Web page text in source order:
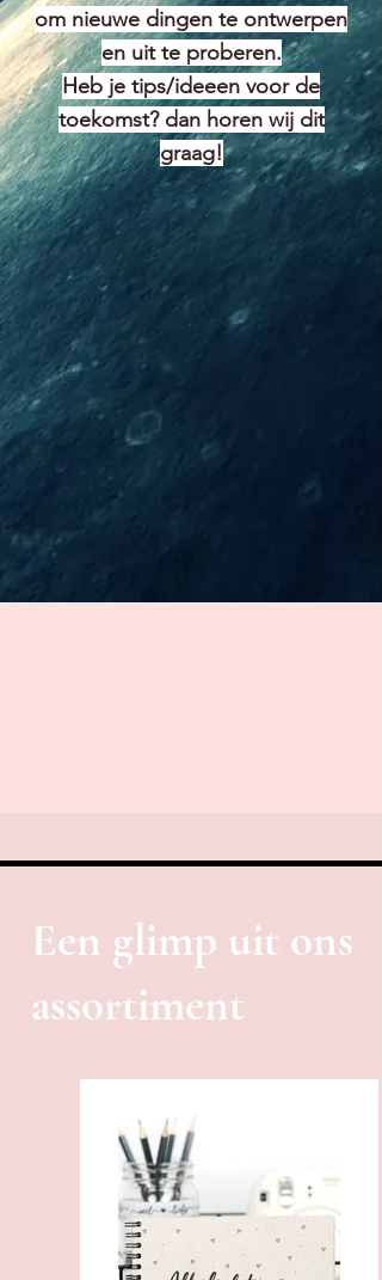
om nieuwe dingen te ontwerpen
en uit te proberen.
Heb je tips/ideeen voor de
toekomst? dan horen wij dit
graag!
Een glimp uit ons
assortiment